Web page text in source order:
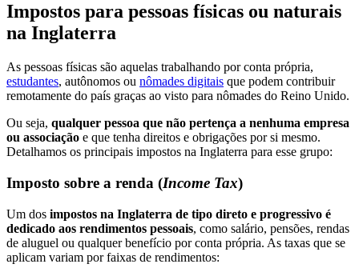
Impostos para pessoas físicas ou naturais
na Inglaterra
As pessoas físicas são aquelas trabalhando por conta própria,
estudantes, autônomos ou nômades digitais que podem contribuir
remotamente do país graças ao visto para nômades do Reino Unido.
Ou seja, qualquer pessoa que não pertença a nenhuma empresa
ou associação e que tenha direitos e obrigações por si mesmo.
Detalhamos os principais impostos na Inglaterra para esse grupo:
Imposto sobre a renda (Income Tax)
Um dos impostos na Inglaterra de tipo direto e progressivo é
dedicado aos rendimentos pessoais, como salário, pensões, rendas
de aluguel ou qualquer benefício por conta própria. As taxas que se
aplicam variam por faixas de rendimentos: